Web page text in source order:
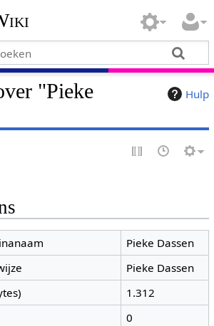
Hulp
"Pieke
Pieke Dassen
Pieke Dassen
1.312
0